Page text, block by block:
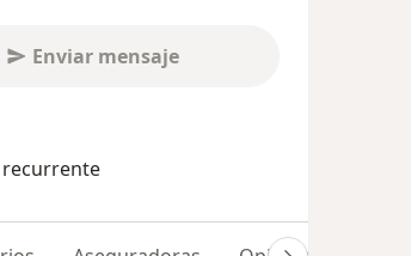
Enviar mensaje
recurrente